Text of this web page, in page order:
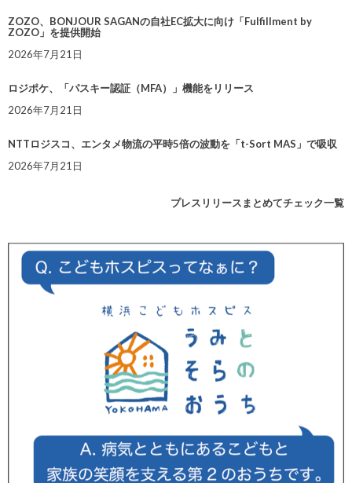
ZOZO、BONJOUR SAGANの自社EC拡大に向け「Fulfillment by
ZOZO」を提供開始
2026年7月21日
ロジポケ、「パスキー認証（MFA）」機能をリリース
2026年7月21日
NTTロジスコ、エンタメ物流の平時5倍の波動を「t-Sort MAS」で吸収
2026年7月21日
プレスリリースまとめてチェック一覧